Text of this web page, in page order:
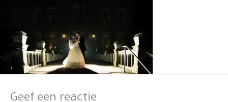
Geef een reactie